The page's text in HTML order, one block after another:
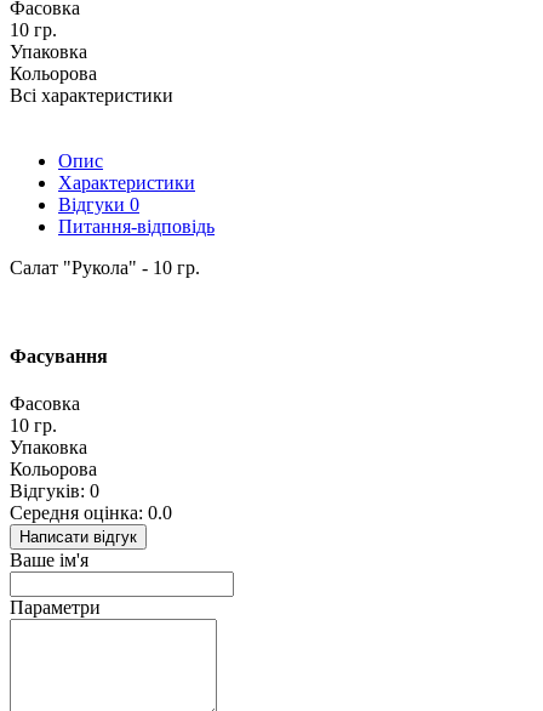
Фасовка
10 гр.
Упаковка
Кольорова
Всі характеристики
Опис
Характеристики
Відгуки 0
Питання-відповідь
Салат "Рукола" - 10 гр.
Фасування
Фасовка
10 гр.
Упаковка
Кольорова
Відгуків: 0
Середня оцінка: 0.0
Написати відгук
Ваше ім'я
Параметри